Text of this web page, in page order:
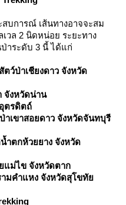
สบการณ์ เส้นทางอาจจะสม
วล 2 นิดหน่อย ระยะทาง
าระดับ 3 นี้ ได้แก่
ตว์ป่าเชียงดาว จังหวัด
จังหวัดน่าน
ตรดิตถ์
าเขาสอยดาว จังหวัดจันทบุรี
ำตกห้วยยาง จังหวัด
แม่ไข จังหวัดตาก
ามคำแหง จังหวัดสุโขทั